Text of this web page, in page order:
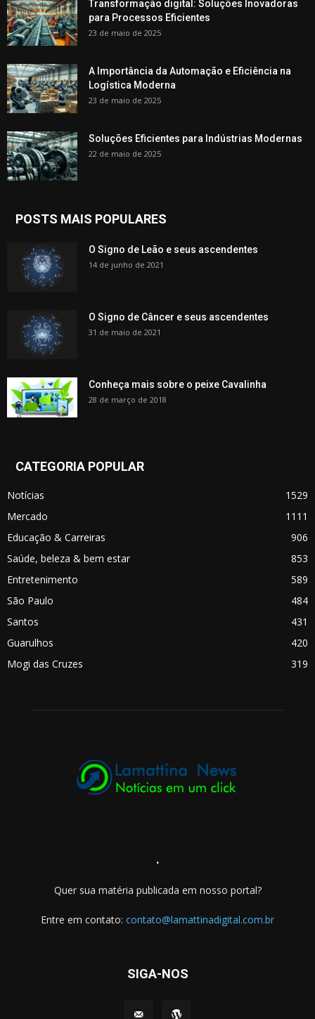
Transformação digital: Soluções Inovadoras
para Processos Eficientes
23 de maio de 2025
A Importância da Automação e Eficiência na
Logística Moderna
23 de maio de 2025
Soluções Eficientes para Indústrias Modernas
22 de maio de 2025
POSTS MAIS POPULARES
O Signo de Leão e seus ascendentes
14 de junho de 2021
O Signo de Câncer e seus ascendentes
31 de maio de 2021
Conheça mais sobre o peixe Cavalinha
28 de março de 2018
CATEGORIA POPULAR
Notícias
1529
Mercado
1111
Educação & Carreiras
906
Saúde, beleza & bem estar
853
Entretenimento
589
São Paulo
484
Santos
431
Guarulhos
420
Mogi das Cruzes
319
.
Quer sua matéria publicada em nosso portal?
Entre em contato: contato@lamattinadigital.com.br
SIGA-NOS